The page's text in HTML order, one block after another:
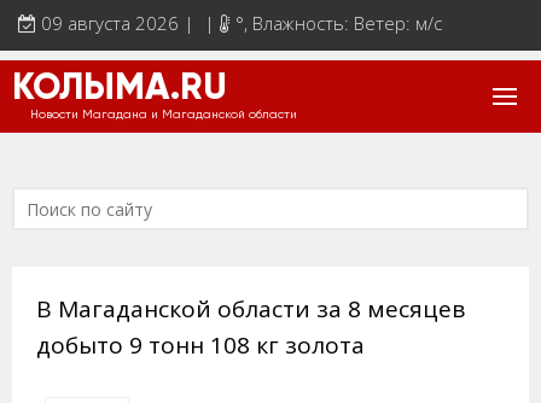
09 августа 2026 | | °, Влажность: Ветер: м/с
КОЛЫМА.RU
Новости Магадана и Магаданской области
В Магаданской области за 8 месяцев
добыто 9 тонн 108 кг золота